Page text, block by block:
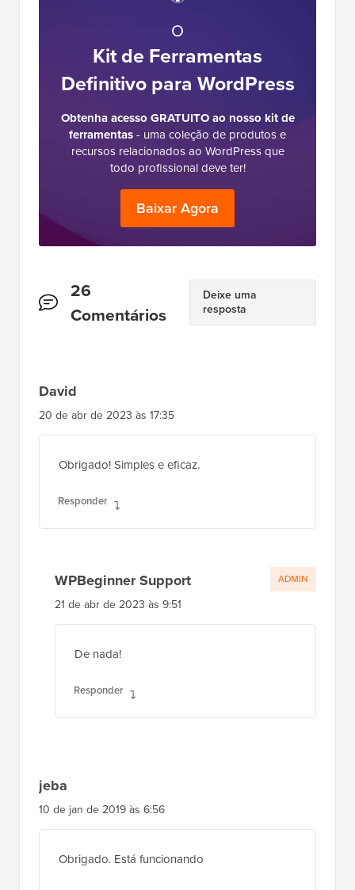
O
Kit de Ferramentas
Definitivo para WordPress
Obtenha acesso GRATUITO ao nosso kit de
ferramentas- uma coleção de produtos e
recursos relacionados ao WordPress que
todo profissional deve ter!
Baixar Agora
Interações
do
26
Comentários
Deixe uma
resposta
David
20 de abr de 2023 às 17:35
Obrigado! Simples e eficaz.
Responder
WPBeginner Support
21 de abr de 2023 às 9:51
De nada!
Responder
ADMIN
jeba
10 de jan de 2019 às 6:56
Obrigado. Está funcionando